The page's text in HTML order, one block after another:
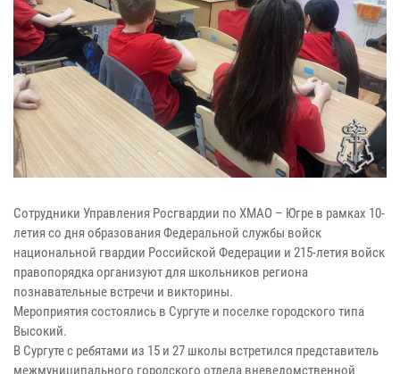
Сотрудники Управления Росгвардии по ХМАО – Югре в рамках 10-
летия со дня образования Федеральной службы войск
национальной гвардии Российской Федерации и 215-летия войск
правопорядка организуют для школьников региона
познавательные встречи и викторины.
Мероприятия состоялись в Сургуте и поселке городского типа
Высокий.
В Сургуте с ребятами из 15 и 27 школы встретился представитель
межмуниципального городского отдела вневедомственной